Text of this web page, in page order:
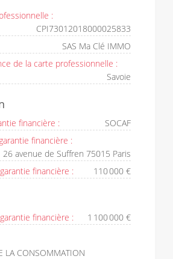
:
CPI73012018000025833
SAS Ma Clé IMMO
de la carte professionnelle :
Savoie
financière :
SOCAF
financière :
26 avenue de Suffren 75015 Paris
financière :
110 000 €
financière : 1 100 000 €
LA CONSOMMATION